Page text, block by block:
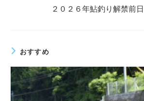
２０２６年鮎釣り解禁前
おすすめ